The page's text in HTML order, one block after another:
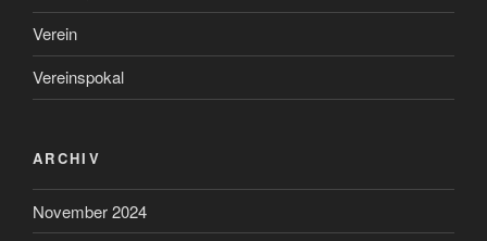
Verein
Vereinspokal
ARCHIV
November 2024